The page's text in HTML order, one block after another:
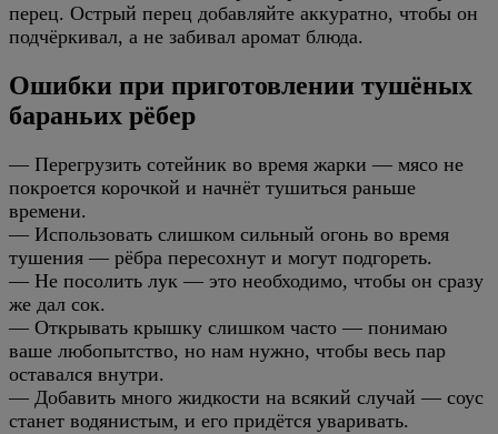
перец. Острый перец добавляйте аккуратно, чтобы он
подчёркивал, а не забивал аромат блюда.
Ошибки при приготовлении тушёных
бараньих рёбер
— Перегрузить сотейник во время жарки — мясо не
покроется корочкой и начнёт тушиться раньше
времени.
— Использовать слишком сильный огонь во время
тушения — рёбра пересохнут и могут подгореть.
— Не посолить лук — это необходимо, чтобы он сразу
же дал сок.
— Открывать крышку слишком часто — понимаю
ваше любопытство, но нам нужно, чтобы весь пар
оставался внутри.
— Добавить много жидкости на всякий случай — соус
станет водянистым, и его придётся уваривать.